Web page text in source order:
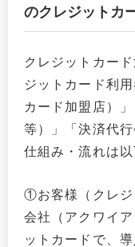
のクレジットカ
クレジットカー
ジットカード利
カード加盟店）
等）」「決済代
仕組み・流れは以
①お客様（クレジ
会社（アクワイ
ットカードで、